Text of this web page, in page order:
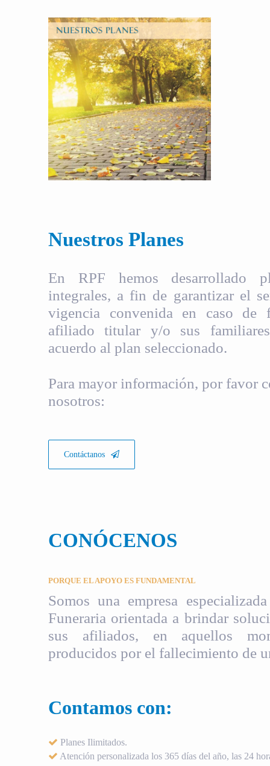
Nuestros Planes
En RPF hemos desarrollado
integrales, a fin de garantizar el
vigencia convenida en caso de
afiliado titular y/o sus
acuerdo al plan seleccionado.
Para mayor información, por favor
nosotros:
Contáctanos
CONÓCENOS
PORQUE EL APOYO ES FUNDAMENTAL
Somos una empresa
Funeraria orientada a brindar
sus afiliados, en aquellos
producidos por el fallecimiento de
Contamos con:
Planes Ilimitados.
Atención personalizada los 365 días del año, las 24